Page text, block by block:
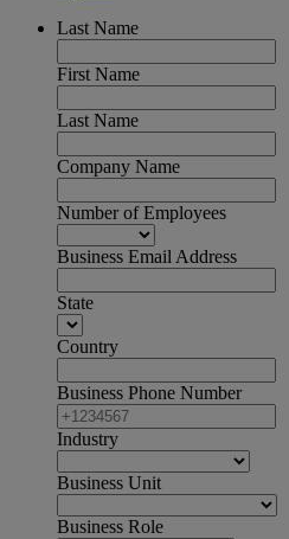
Last Name
First Name
Last Name
Company Name
Number of Employees
Business Email Address
State
Country
Business Phone Number
Industry
Business Unit
Business Role